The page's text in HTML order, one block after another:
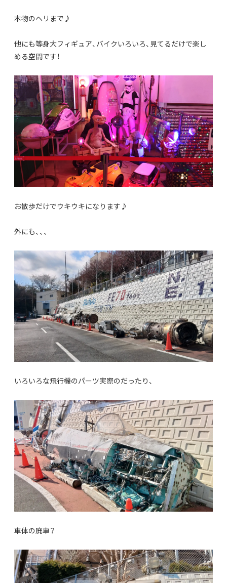
本物のヘリまで♪
他にも等身大フィギュア、バイクいろいろ、見てるだけで楽し
める空間です！
お散歩だけでウキウキになります♪
外にも、、、
いろいろな飛行機のパーツ実際のだったり、
車体の廃車？